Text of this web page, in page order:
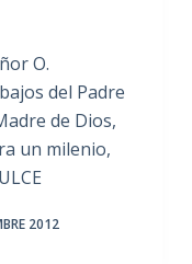
O.
del Padre
de Dios,
un milenio,
2012